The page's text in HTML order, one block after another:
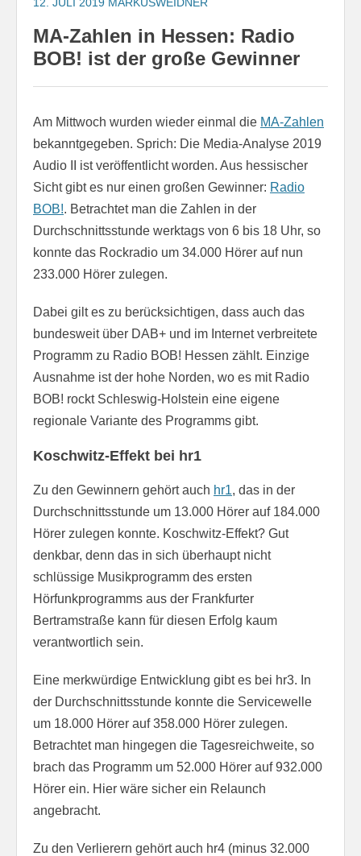
MA-Zahlen in Hessen: Radio
BOB! ist der große Gewinner
Am Mittwoch wurden wieder einmal die MA-Zahlen
bekanntgegeben. Sprich: Die Media-Analyse 2019
Audio II ist veröffentlicht worden. Aus hessischer
Sicht gibt es nur einen großen Gewinner: Radio
BOB!. Betrachtet man die Zahlen in der
Durchschnittsstunde werktags von 6 bis 18 Uhr, so
konnte das Rockradio um 34.000 Hörer auf nun
233.000 Hörer zulegen.
Dabei gilt es zu berücksichtigen, dass auch das
bundesweit über DAB+ und im Internet verbreitete
Programm zu Radio BOB! Hessen zählt. Einzige
Ausnahme ist der hohe Norden, wo es mit Radio
BOB! rockt Schleswig-Holstein eine eigene
regionale Variante des Programms gibt.
Koschwitz-Effekt bei hr1
Zu den Gewinnern gehört auch hr1, das in der
Durchschnittsstunde um 13.000 Hörer auf 184.000
Hörer zulegen konnte. Koschwitz-Effekt? Gut
denkbar, denn das in sich überhaupt nicht
schlüssige Musikprogramm des ersten
Hörfunkprogramms aus der Frankfurter
Bertramstraße kann für diesen Erfolg kaum
verantwortlich sein.
Eine merkwürdige Entwicklung gibt es bei hr3. In
der Durchschnittsstunde konnte die Servicewelle
um 18.000 Hörer auf 358.000 Hörer zulegen.
Betrachtet man hingegen die Tagesreichweite, so
brach das Programm um 52.000 Hörer auf 932.000
Hörer ein. Hier wäre sicher ein Relaunch
angebracht.
Zu den Verlierern gehört auch hr4 (minus 32.000